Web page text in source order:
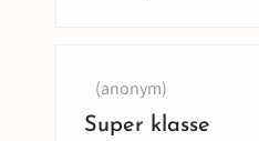
(anonym)
Super klasse